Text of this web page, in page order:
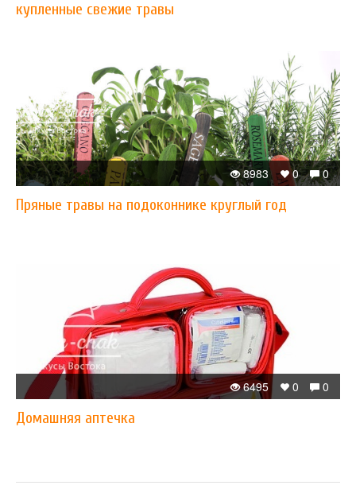
купленные свежие травы
0
0
8983
Пряные травы на подоконнике круглый год
0
0
6495
Домашняя аптечка